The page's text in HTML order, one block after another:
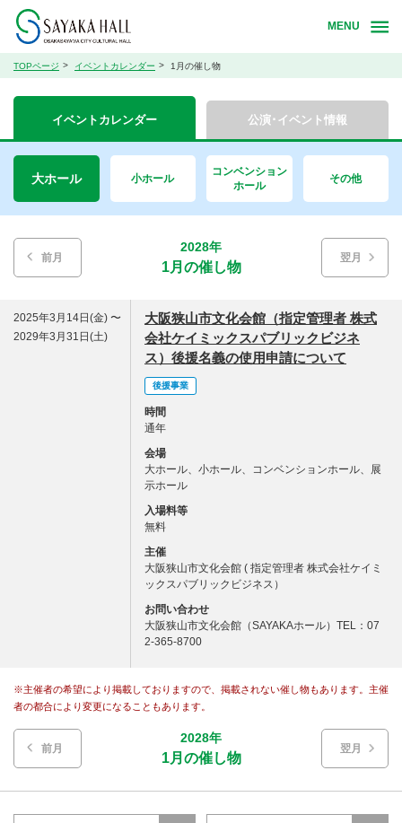
MENU
TOPページ イベントカレンダー 1月の催し物
イベントカレンダー 公演･イベント情報
大ホール 小ホール
コンベンション
ホール
その他
翌月
前月
2028年
1月の催し物
2025年3月14日(金) 〜
2029年3月31日(土)
大阪狭山市文化会館（指定管理者 株式
会社ケイミックスパブリックビジネ
ス）後援名義の使用申請について
後援事業
時間
通年
会場
大ホール、小ホール、コンベンションホール、展
示ホール
入場料等
無料
主催
大阪狭山市文化会館 ( 指定管理者 株式会社ケイミ
ックスパブリックビジネス）
お問い合わせ
大阪狭山市文化会館（SAYAKAホール）TEL：07
2-365-8700
※主催者の希望により掲載しておりますので、掲載されない催し物もあります。主催
者の都合により変更になることもあります。
翌月
前月
2028年
1月の催し物